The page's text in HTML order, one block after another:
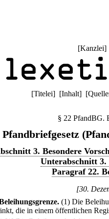
[Kanzlei]
[Titelei] [Inhalt] [
§ 22 PfandBG.
Pfandbriefgesetz
3. Besondere
Unterabschnitt
Paragraf 22.
[30.
(1) Die
die in einem öffentlichen